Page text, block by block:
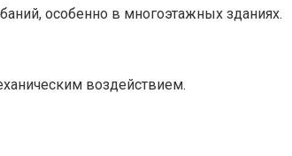
особенно в многоэтажных зданиях.
воздействием.